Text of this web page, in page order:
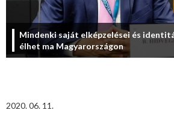
Mindenki saját elképzelései és
élhet ma Magyarországon
2020. 06. 11.